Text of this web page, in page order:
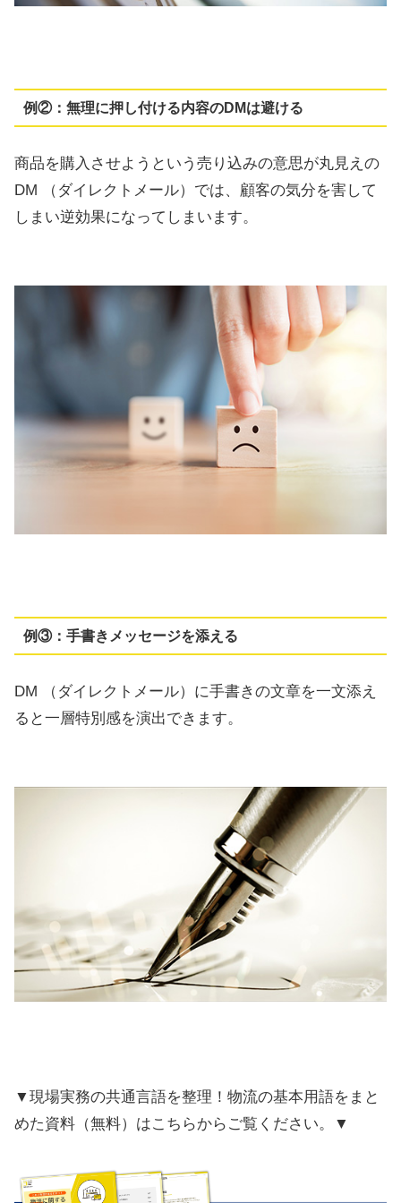
例②：無理に押し付ける内容のDMは避ける
商品を購入させようという売り込みの意思が丸見えの
DM （ダイレクトメール）では、顧客の気分を害して
しまい逆効果になってしまいます。
例③：手書きメッセージを添える
DM （ダイレクトメール）に手書きの文章を一文添え
ると一層特別感を演出できます。
▼現場実務の共通言語を整理！物流の基本用語をまと
めた資料（無料）はこちらからご覧ください。▼